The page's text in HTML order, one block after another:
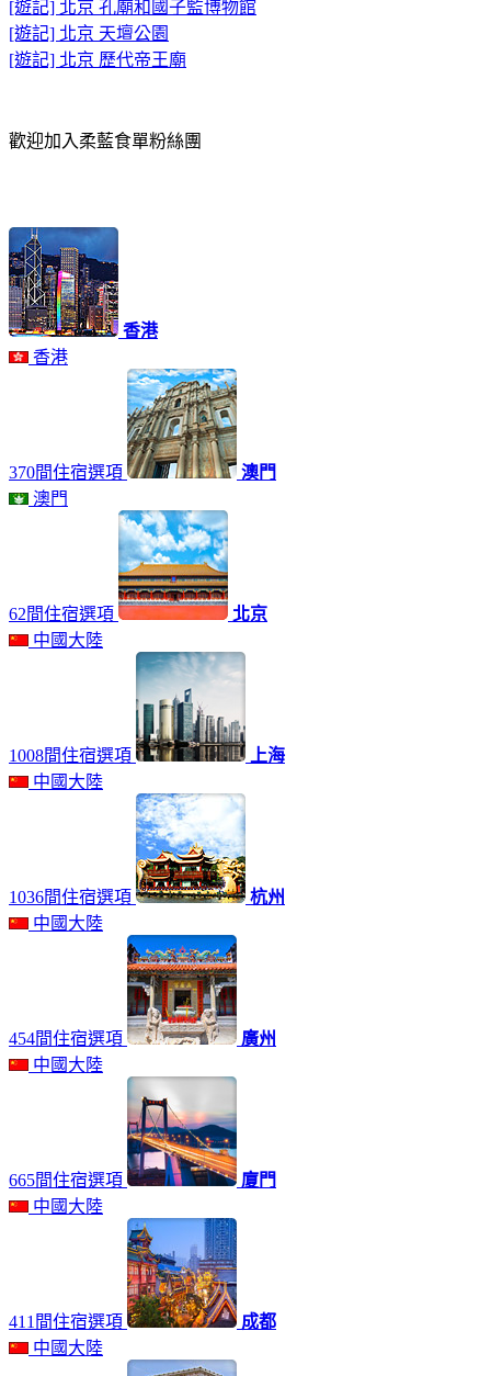
[遊記] 北京 孔廟和國子監博物館
[遊記] 北京 天壇公園
[遊記] 北京 歷代帝王廟
歡迎加入柔藍食單粉絲團
香港
香港
370間住宿選項
澳門
澳門
62間住宿選項
北京
中國大陸
1008間住宿選項
上海
中國大陸
1036間住宿選項
杭州
中國大陸
454間住宿選項
廣州
中國大陸
665間住宿選項
廈門
中國大陸
411間住宿選項
成都
中國大陸